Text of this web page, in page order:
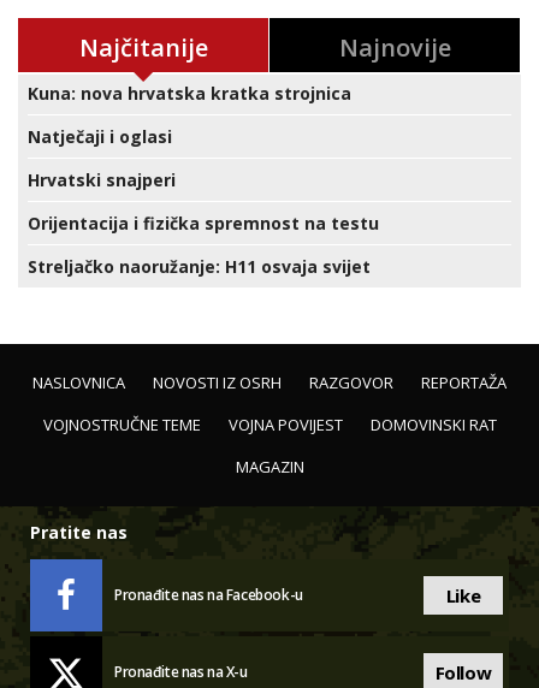
Najčitanije Najnovije
Kuna: nova hrvatska kratka strojnica
Natječaji i oglasi
Hrvatski snajperi
Orijentacija i fizička spremnost na testu
Streljačko naoružanje: H11 osvaja svijet
NASLOVNICA NOVOSTI IZ OSRH RAZGOVOR
REPORTAŽA
VOJNOSTRUČNE TEME
VOJNA POVIJEST
DOMOVINSKI RAT
MAGAZIN
Pratite nas
Pronađite nas na Facebook-u Like
Pronađite nas na X-u Follow